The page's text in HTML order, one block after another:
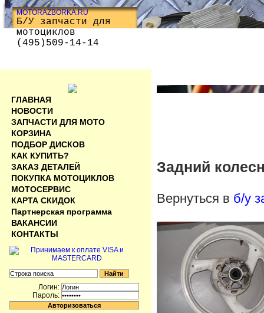
MOTORAZBORKA.RU
Б/У запчасти для
мотоциклов
(495)509-14-14
Задний
Вернуться в б/у
ГЛАВНАЯ
НОВОСТИ
ЗАПЧАСТИ ДЛЯ МОТО
КОРЗИНА
ПОДБОР ДИСКОВ
КАК КУПИТЬ?
ЗАКАЗ ДЕТАЛЕЙ
ПОКУПКА МОТОЦИКЛОВ
МОТОСЕРВИС
КАРТА СКИДОК
Партнерская программа
ВАКАНСИИ
КОНТАКТЫ
Логин:
Пароль: